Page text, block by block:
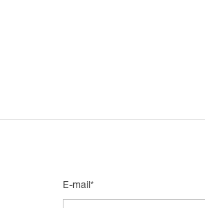
E-mail*